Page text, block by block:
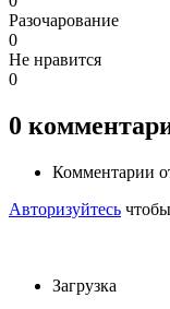
Разочарование
0
Не нравится
0
0
Комментарии
Авторизуйтесь
Загрузка